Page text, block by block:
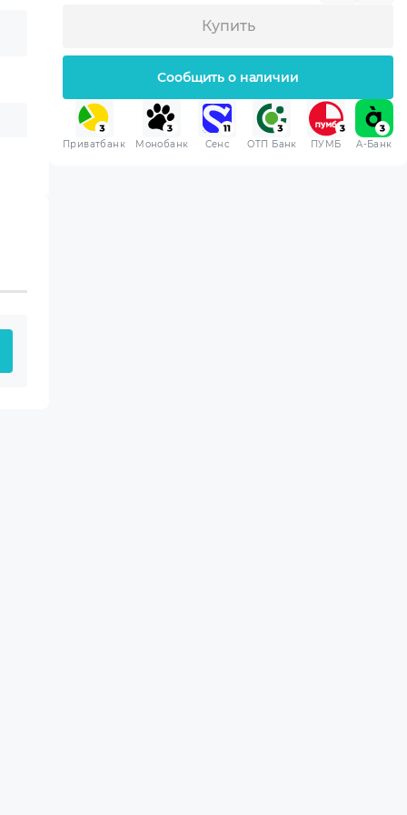
Купить
Сообщить о наличии
Приватбанк Монобанк Сенс ОТП Банк ПУМБ A-Банк